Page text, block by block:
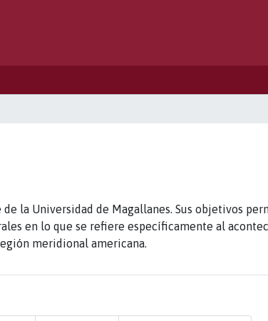
la Universidad de Magallanes. Sus objetivos
en lo que se refiere específicamente al
meridional americana.